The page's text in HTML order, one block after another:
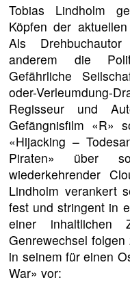
Tobias Lindholm
Köpfen der
Als
anderem die
Gefährliche
oder-
Regisseur und
Gefängnisfilm «R»
«Hijacking –
Piraten» über
wiederkehrender
Lindholm verankert
fest und stringent in
einer inhaltlichen
Genrewechsel
in seinem für einen
War» vor: